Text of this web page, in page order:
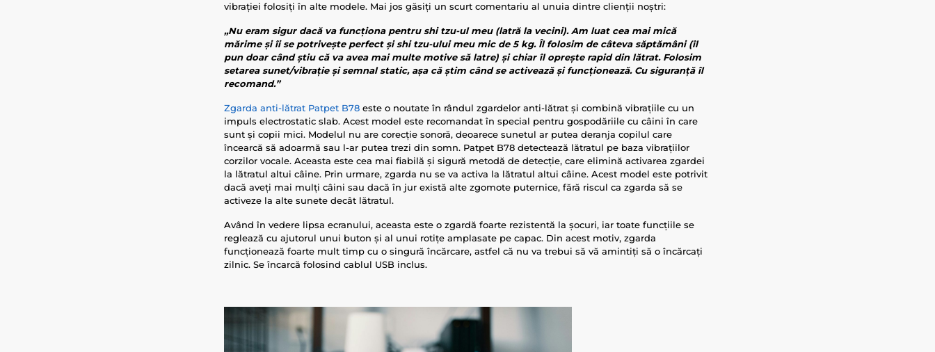
vibrației folosiți în alte modele. Mai jos găsiți un scurt comentariu al unuia dintre clienții noștri:
„Nu eram sigur dacă va funcționa pentru shi tzu-ul meu (latră la vecini). Am luat cea mai mică
mărime și îi se potrivește perfect și shi tzu-ului meu mic de 5 kg. Îl folosim de câteva săptămâni (îl
pun doar când știu că va avea mai multe motive să latre) și chiar îl oprește rapid din lătrat. Folosim
setarea sunet/vibrație și semnal static, așa că știm când se activează și funcționează. Cu siguranță îl
recomand.”
Zgarda anti-lătrat Patpet B78 este o noutate în rândul zgardelor anti-lătrat și combină vibrațiile cu un
impuls electrostatic slab. Acest model este recomandat în special pentru gospodăriile cu câini în care
sunt și copii mici. Modelul nu are corecție sonoră, deoarece sunetul ar putea deranja copilul care
încearcă să adoarmă sau l-ar putea trezi din somn. Patpet B78 detectează lătratul pe baza vibrațiilor
corzilor vocale. Aceasta este cea mai fiabilă și sigură metodă de detecție, care elimină activarea zgardei
la lătratul altui câine. Prin urmare, zgarda nu se va activa la lătratul altui câine. Acest model este potrivit
dacă aveți mai mulți câini sau dacă în jur există alte zgomote puternice, fără riscul ca zgarda să se
activeze la alte sunete decât lătratul.
Având în vedere lipsa ecranului, aceasta este o zgardă foarte rezistentă la șocuri, iar toate funcțiile se
reglează cu ajutorul unui buton și al unui rotițe amplasate pe capac. Din acest motiv, zgarda
funcționează foarte mult timp cu o singură încărcare, astfel că nu va trebui să vă amintiți să o încărcați
zilnic. Se încarcă folosind cablul USB inclus.